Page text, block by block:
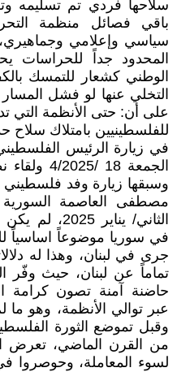
سلاحها فردي تم تسليمه
باقي فصائل منظمة
سياسي وإعلامي
المحدود جداً للحراسات
الوطني كشعار للتمسك
التخلي عنها لو فشل
على أن: حتى الأنظمة التي
للفلسطينيين بامتلاك
في زيارة الرئيس
الجمعة
وسبقها زيارة وفد
مصطفى العاصمة السورية
الثاني/
في سوريا موضوعاً اساسياً
جرى في لبنان، وهذا له
تماماً عن لبنان، حيث
حاضنة آمنة تصون كرامة
عبر توالي الأنظمة، وهو ما
وقبل تموضع الثورة
من القرن الماضي، تعرض
لسوء المعاملة، وحوصروا